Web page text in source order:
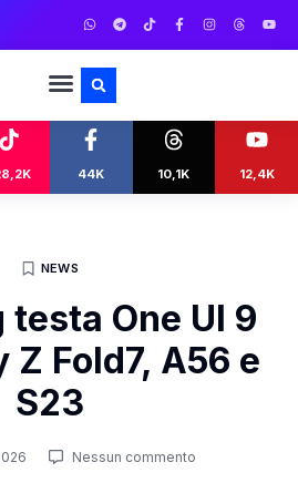
44K 10,1K 12,4K
NEWS
testa One UI 9
Z Fold7, A56 e
S23
Nessun commento